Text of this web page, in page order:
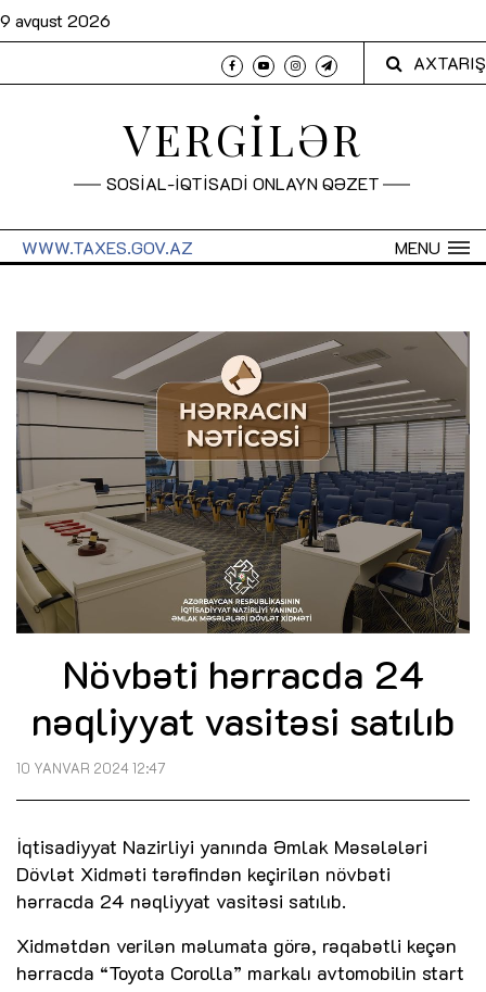
9 avqust 2026
AXTARIŞ
VERGİLƏR
SOSİAL-İQTİSADİ ONLAYN QƏZET
MENU
WWW.TAXES.GOV.AZ
Növbəti hərracda 24
nəqliyyat vasitəsi satılıb
10 YANVAR 2024 12:47
İqtisadiyyat Nazirliyi yanında Əmlak Məsələləri
Dövlət Xidməti tərəfindən keçirilən növbəti
hərracda 24 nəqliyyat vasitəsi satılıb.
Xidmətdən verilən məlumata görə, rəqabətli keçən
hərracda “Toyota Corolla” markalı avtomobilin start